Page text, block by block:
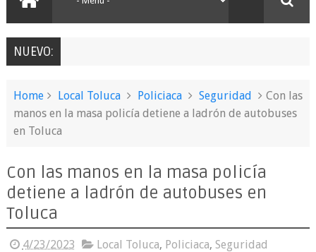
NUEVO:
Home Local Toluca Policiaca Seguridad
Con las
manos en la masa policía detiene a ladrón de autobuses
en Toluca
Con las manos en la masa policía
detiene a ladrón de autobuses en
Toluca
4/23/2023 Local Toluca, Policiaca, Seguridad